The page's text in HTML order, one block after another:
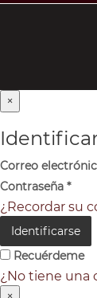
×
Correo
Contraseña *
¿Recordar su
Identificarse
Recuérdeme
¿No tiene una